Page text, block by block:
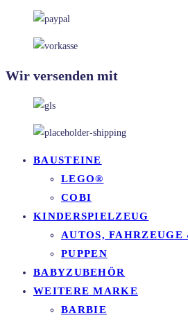
Wir versenden mit
BAUSTEINE
LEGO®
COBI
KINDERSPIELZEUG
AUTOS,
PUPPEN
BABYZUBEHÖR
WEITERE MARKE
BARBIE